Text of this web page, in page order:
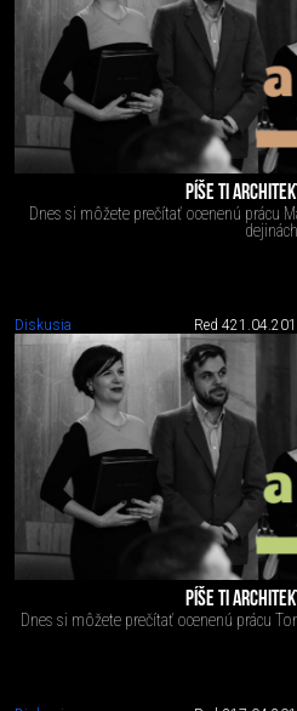
PÍŠE TI
Dnes si môžete prečítať ocenenú prácu
dejinách
Diskusia Red 4
PÍŠE TI
Dnes si môžete prečítať ocenenú prácu